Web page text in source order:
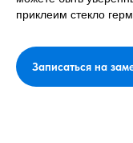
приклеим стекло
Записаться на